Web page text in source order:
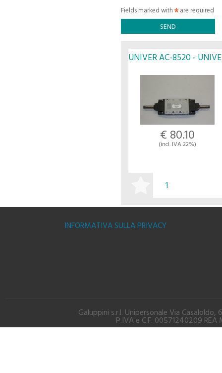
Fields marked with
are required
UNIVER AC-8520 -
€ 80.10
(incl. IVA 22%)
INFORMATIVA SULLA PRIVACY
Galuppini s.r.l. Unipersonale Via
P.IVA e C.F. 00571240209